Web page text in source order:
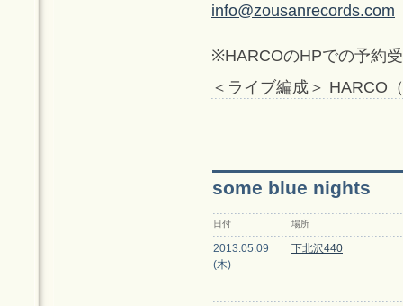
info@zousanrecords.com
※HARCOのHPでの予約
＜ライブ編成＞ HARCO
some blue nights
日付 場所
2013.05.09
(木)
下北沢440